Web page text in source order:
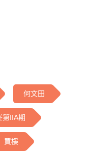
何文田
第IIA期
買樓